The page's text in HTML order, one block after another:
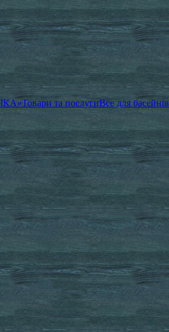
Товари та послугиВсе для басейнів